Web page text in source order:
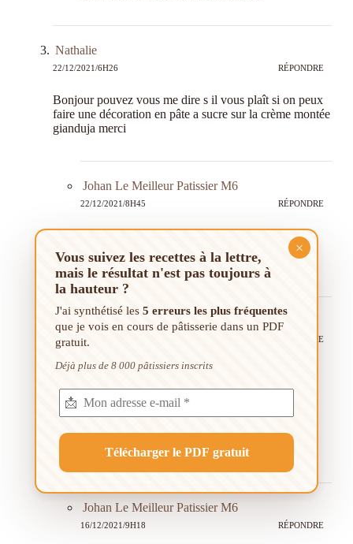
Nathalie
22/12/2021/6H26 RÉPONDRE
Bonjour pouvez vous me dire s il vous plaît si on peux
faire une décoration en pâte a sucre sur la crème montée
gianduja merci
Johan Le Meilleur Patissier M6
22/12/2021/8H45 RÉPONDRE
Je ne sais pas vous répondre, je n’ai jamais
travaillé la pâte à sucre, désolé.
Saadia
15/12/2021/11H44 RÉPONDRE
Bonjour
la le déroulé de la recette n’est pas clair.
dans les ingrédients.
100g des œufs entiers
est que vous pouvez expliquer encore plus merci ❤️?
Johan Le Meilleur Patissier M6
16/12/2021/9H18 RÉPONDRE
×
Vous suivez les recettes à la lettre,
mais le résultat n'est pas toujours à
la hauteur ?
J'ai synthétisé les 5 erreurs les plus fréquentes
que je vois en cours de pâtisserie dans un PDF
gratuit.
Déjà plus de 8 000 pâtissiers inscrits